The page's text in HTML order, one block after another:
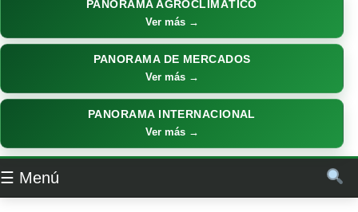
PANORAMA AGROCLIMÁTICO
Ver más →
PANORAMA DE MERCADOS
Ver más →
PANORAMA INTERNACIONAL
Ver más →
☰ Menú